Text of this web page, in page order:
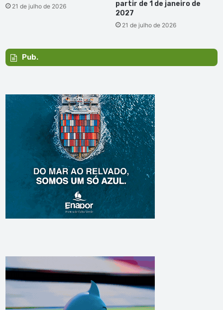
21 de julho de 2026
partir de 1 de janeiro de
2027
21 de julho de 2026
Pub.